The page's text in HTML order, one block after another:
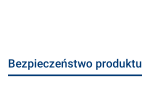
Bezpieczeństwo produktu